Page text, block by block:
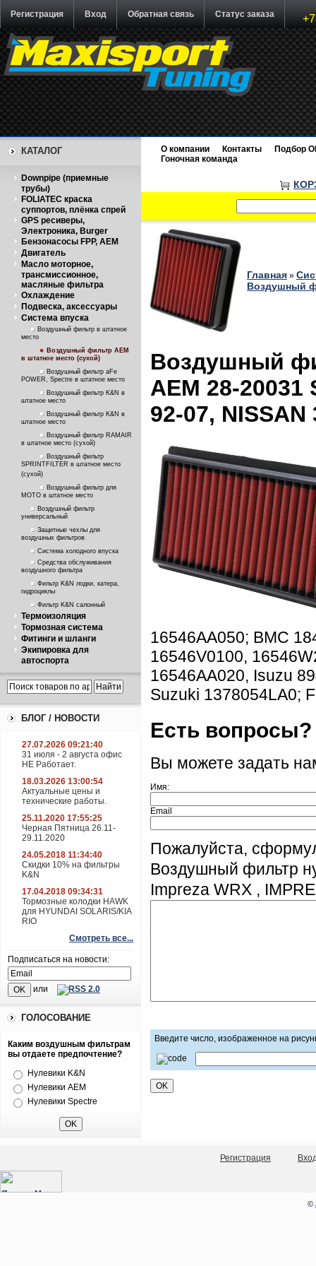
Регистрация Вход Обратная связь Статус заказа
КАТАЛОГ
Downpipe (приемные
трубы)
FOLIATEC краска
суппортов, плёнка спрей
GPS ресиверы,
Электроника, Burger
Бензонасосы FPP, AEM
Двигатель
Масло моторное,
трансмиссионное,
масляные фильтра
Охлаждение
Подвеска, аксессуары
Система впуска
Воздушный фильтр в штатное
место
Воздушный фильтр AEM
в штатное место (сухой)
Воздушный фильтр aFe
POWER, Spectre в штатное место
Воздушный фильтр K&N в
штатное место
Воздушный фильтр K&N в
штатное место
Воздушный фильтр RAMAIR
в штатное место (сухой)
Воздушный фильтр
SPRINTFILTER в штатное место
(сухой)
Воздушный фильтр для
МОТО в штатное место
Воздушный фильтр
универсальный
Защитные чехлы для
воздушных фильтров
Система холодного впуска
Средства обслуживания
воздушного фильтра
Фильтр K&N лодки, катера,
гидроциклы
Фильтр K&N салонный
Термоизоляция
Тормозная система
Фитинги и шланги
Экипировка для
автоспорта
БЛОГ / НОВОСТИ
27.07.2026 09:21:40
31 июля - 2 августа офис
НЕ Работает.
18.03.2026 13:00:54
Актуальные цены и
технические работы.
25.11.2020 17:55:25
Черная Пятница 26.11-
29.11.2020
24.05.2018 11:34:40
Скидки 10% на фильтры
K&N
17.04.2018 09:34:31
Тормозные колодки HAWK
для HYUNDAI SOLARIS/KIA
RIO
Смотреть все...
Подписаться на новости:
или
ГОЛОСОВАНИЕ
Каким воздушным фильтрам
вы отдаете предпочтение?
Нулевики K&N
Нулевики AEM
Нулевики Spectre
О компании Контакты
Подбор
Гоночная команда
Главная »
Воздушный
Воздушный
AEM 28-20031
92-07, NISSAN
16546AA050; BMC
16546V0100,
16546AA020, Isuzu
Suzuki 1378054LA0;
Есть вопросы?
Вы можете задать
Имя:
Email
Пожалуйста,
Воздушный фильтр
Impreza WRX ,
Введите число, изображенное на
Регистрация
©